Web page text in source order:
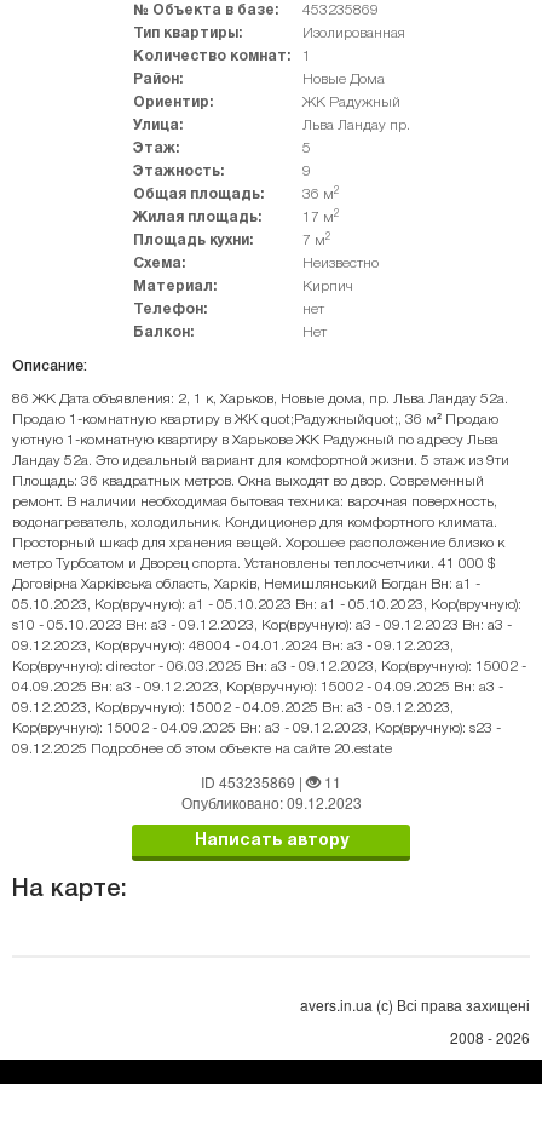
№ Объекта в базе:
453235869
Тип квартиры:
Изолированная
Количество комнат:
1
Район:
Новые Дома
Ориентир:
ЖК Радужный
Улица:
Льва Ландау пр.
Этаж:
5
Этажность:
9
Общая площадь:
36 м2
Жилая площадь: 17 м2
Площадь кухни: 7 м2
Схема:
Неизвестно
Материал:
Кирпич
Телефон:
нет
Балкон:
Нет
Описание:
86 ЖК Дата объявления: 2, 1 к, Харьков, Новые дома, пр. Льва Ландау 52а.
Продаю 1-комнатную квартиру в ЖК quot;Радужныйquot;, 36 м² Продаю
уютную 1-комнатную квартиру в Харькове ЖК Радужный по адресу Льва
Ландау 52а. Это идеальный вариант для комфортной жизни. 5 этаж из 9ти
Площадь: 36 квадратных метров. Окна выходят во двор. Современный
ремонт. В наличии необходимая бытовая техника: варочная поверхность,
водонагреватель, холодильник. Кондиционер для комфортного климата.
Просторный шкаф для хранения вещей. Хорошее расположение близко к
метро Турбоатом и Дворец спорта. Установлены теплосчетчики. 41 000 $
Договірна Харківська область, Харків, Немишлянський Богдан Вн: a1 -
05.10.2023, Кор(вручную): a1 - 05.10.2023 Вн: a1 - 05.10.2023, Кор(вручную):
s10 - 05.10.2023 Вн: a3 - 09.12.2023, Кор(вручную): a3 - 09.12.2023 Вн: a3 -
09.12.2023, Кор(вручную): 48004 - 04.01.2024 Вн: a3 - 09.12.2023,
Кор(вручную): director - 06.03.2025 Вн: a3 - 09.12.2023, Кор(вручную): 15002 -
04.09.2025 Вн: a3 - 09.12.2023, Кор(вручную): 15002 - 04.09.2025 Вн: a3 -
09.12.2023, Кор(вручную): 15002 - 04.09.2025 Вн: a3 - 09.12.2023,
Кор(вручную): 15002 - 04.09.2025 Вн: a3 - 09.12.2023, Кор(вручную): s23 -
09.12.2025 Подробнее об этом объекте на сайте 20.estate
ID 453235869 |
11
Опубликовано: 09.12.2023
Написать автору
На карте:
avers.in.ua (с) Всі права захищені
2008 - 2026